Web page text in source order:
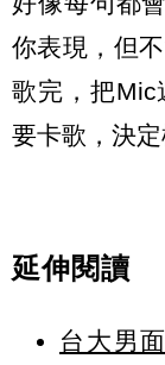
你表現，但
歌完，把Mic
要卡歌，決定
延伸閱讀
台大男